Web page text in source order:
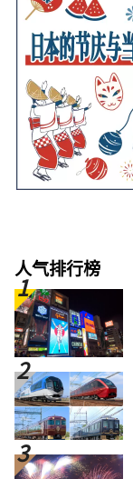
人气排行榜